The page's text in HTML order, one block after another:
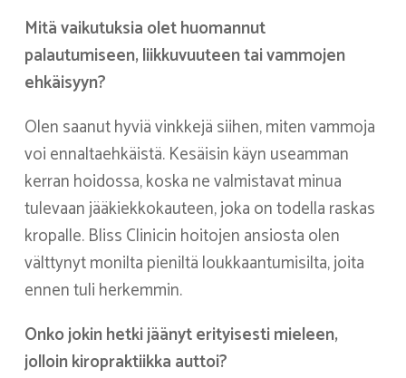
Mitä vaikutuksia olet huomannut
palautumiseen, liikkuvuuteen tai vammojen
ehkäisyyn?
Olen saanut hyviä vinkkejä siihen, miten vammoja
voi ennaltaehkäistä. Kesäisin käyn useamman
kerran hoidossa, koska ne valmistavat minua
tulevaan jääkiekkokauteen, joka on todella raskas
kropalle. Bliss Clinicin hoitojen ansiosta olen
välttynyt monilta pieniltä loukkaantumisilta, joita
ennen tuli herkemmin.
Onko jokin hetki jäänyt erityisesti mieleen,
jolloin kiropraktiikka auttoi?